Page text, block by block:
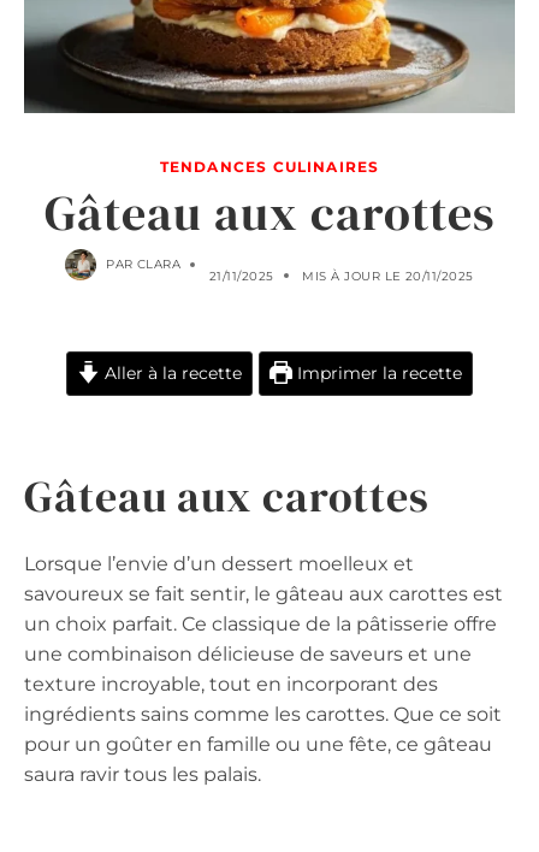
TENDANCES CULINAIRES
Gâteau aux carottes
PAR CLARA
21/11/2025 MIS À JOUR LE 20/11/2025
Aller à la recette Imprimer la recette
Gâteau aux carottes
Lorsque l’envie d’un dessert moelleux et
savoureux se fait sentir, le gâteau aux carottes est
un choix parfait. Ce classique de la pâtisserie offre
une combinaison délicieuse de saveurs et une
texture incroyable, tout en incorporant des
ingrédients sains comme les carottes. Que ce soit
pour un goûter en famille ou une fête, ce gâteau
saura ravir tous les palais.